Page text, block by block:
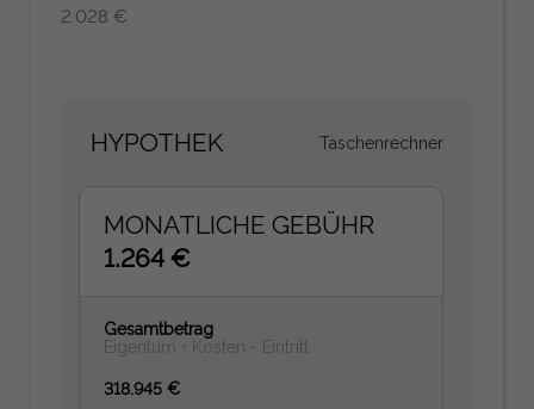
2.028 €
HYPOTHEK Taschenrechner
MONATLICHE GEBÜHR
1.264 €
Gesamtbetrag
Eigentum + Kosten - Eintritt
318.945 €